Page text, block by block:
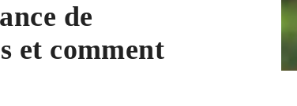
de
et comment